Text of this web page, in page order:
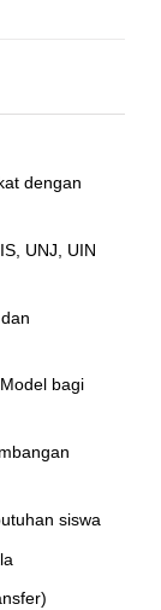
dengan
UNJ, UIN
bagi
siswa